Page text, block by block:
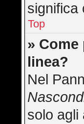
significa
Top
»
linea?
Nel
solo agli